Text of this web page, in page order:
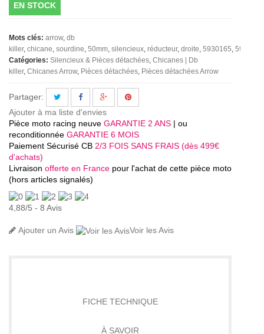
EN STOCK
Mots clés: arrow db
killer chicane sourdine 50mm silencieux réducteur droite 5930165 5930028
Catégories: Silencieux & Pièces détachées Chicanes | Db
killer Chicanes Arrow Pièces détachées Pièces détachées Arrow
Partager:
Ajouter à ma liste d'envies
Pièce moto racing neuve GARANTIE 2 ANS | ou
reconditionnée GARANTIE 6 MOIS
Paiement Sécurisé CB 2/3 FOIS SANS FRAIS (dès 499€
d'achats)
Livraison offerte en France pour l'achat de cette pièce moto
(hors articles signalés)
4,88/5 - 8 Avis
Ajouter un Avis Voir les Avis
FICHE TECHNIQUE
À SAVOIR